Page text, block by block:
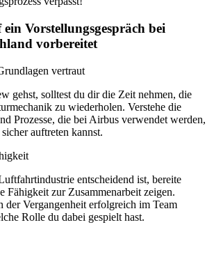
Vorstellungsgespräch bei
vorbereitet
vertraut
gehst, solltest du dir die Zeit nehmen, die
zu wiederholen. Verstehe die
Prozesse, die bei Airbus verwendet werden,
auftreten kannst.
entscheidend ist, bereite
Fähigkeit zur Zusammenarbeit zeigen.
der Vergangenheit erfolgreich im Team
Rolle du dabei gespielt hast.